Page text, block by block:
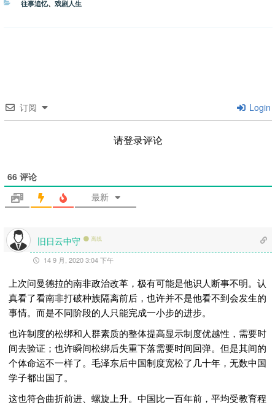
分
往事追忆、 戏剧人生
订阅 Login
请登录评论
66 评论
最新
旧日云中守 离线
14 9 月, 2020 3:04 下午
上次问曼德拉的南非政治改革，极有可能是他识人断事不明。认
真看了看南非打破种族隔离前后，也许并不是他看不到会发生的
事情。而是不同阶段的人只能完成一小步的进步。
也许制度的松绑和人群素质的整体提高显示制度优越性，需要时
间去验证；也许瞬间松绑后失重下落需要时间回弹。但是其间的
个体命运不一样了。毛泽东后中国制度宽松了几十年，无数中国
学子都出国了。
这也符合曲折前进、螺旋上升。中国比一百年前，平均受教育程